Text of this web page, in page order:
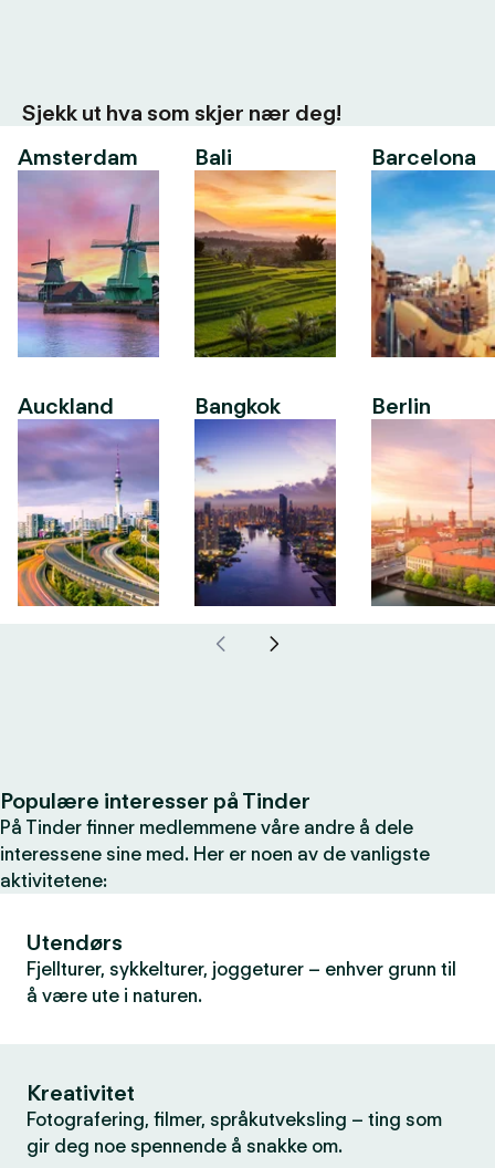
Sjekk ut hva som skjer nær deg!
Amsterdam
Auckland
Bali
Bangkok
Barcelona
Berlin
Populære interesser på Tinder
På Tinder finner medlemmene våre andre å dele
interessene sine med. Her er noen av de vanligste
aktivitetene:
Utendørs
Fjellturer, sykkelturer, joggeturer – enhver grunn til
å være ute i naturen.
Kreativitet
Fotografering, filmer, språkutveksling – ting som
gir deg noe spennende å snakke om.